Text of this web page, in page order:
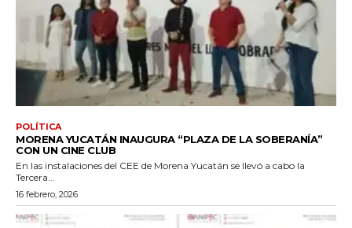
POLÍTICA
MORENA YUCATÁN INAUGURA “PLAZA DE LA SOBERANÍA”
CON UN CINE CLUB
En las instalaciones del CEE de Morena Yucatán se llevó a cabo la
Tercera...
16 febrero, 2026